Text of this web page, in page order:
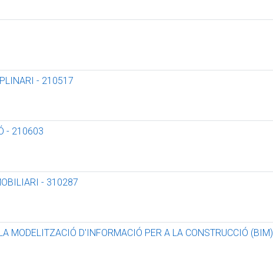
- 210517
- 210603
- 310287
MODELITZACIÓ D'INFORMACIÓ PER A LA CONSTRUCCIÓ (BIM)